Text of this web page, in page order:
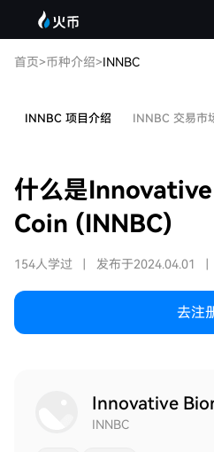
首页>币种介绍>INNBC
INNBC 项目介绍 INNBC 交易市
什么是
Coin (INNBC)
154人学过 发布于2024.04.01
去注
Innovative
INNBC